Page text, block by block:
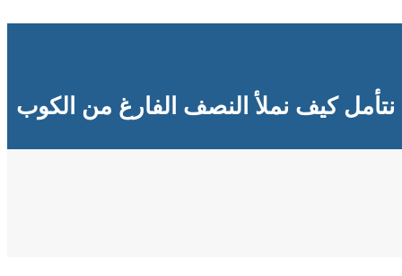
نتأمل كيف نملأ النصف الفارغ من الكوب